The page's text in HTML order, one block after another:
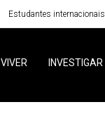
Estudantes internacionais
VIVER INVESTIGAR